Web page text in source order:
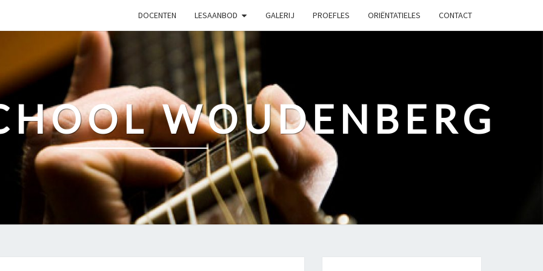
DOCENTEN LESAANBOD GALERIJ PROEFLES ORIËNTATIELES CONTACT
WOUDENBERG